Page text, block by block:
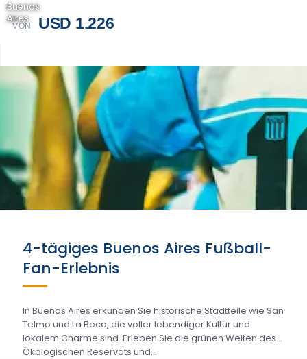
VON USD 1.226
Buenos
Aires
4-tägiges Buenos Aires Fußball-
Fan-Erlebnis
In Buenos Aires erkunden Sie historische Stadtteile wie San
Telmo und La Boca, die voller lebendiger Kultur und
lokalem Charme sind. Erleben Sie die grünen Weiten des
Ökologischen Reservats und...